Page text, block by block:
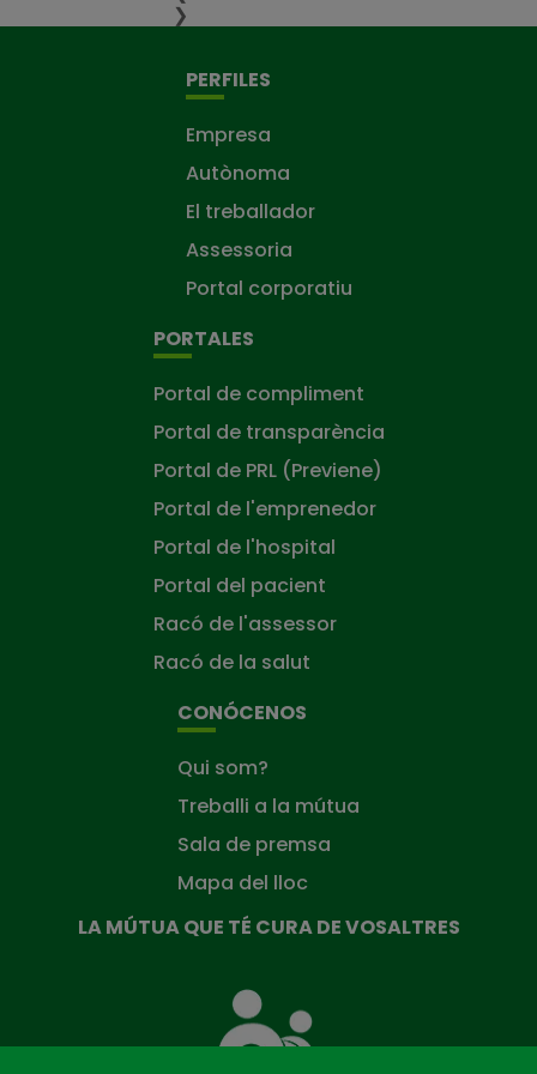
❯
PERFILES
Empresa
Autònoma
El treballador
Assessoria
Portal corporatiu
PORTALES
Portal de compliment
Portal de transparència
Portal de PRL (Previene)
Portal de l'emprenedor
Portal de l'hospital
Portal del pacient
Racó de l'assessor
Racó de la salut
CONÓCENOS
Qui som?
Treballi a la mútua
Sala de premsa
Mapa del lloc
LA MÚTUA QUE TÉ CURA DE VOSALTRES
Mútua
que